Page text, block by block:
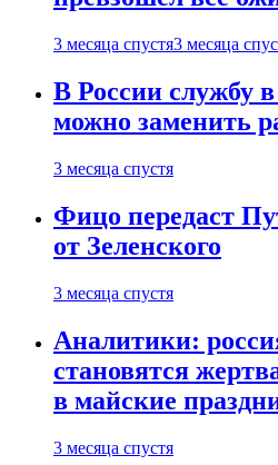
3 месяца спустя3 месяца
В России службу
можно заменить
3 месяца спустя
Фицо передаст
от Зеленского
3 месяца спустя
Аналитики:
становятся
в майские
3 месяца спустя